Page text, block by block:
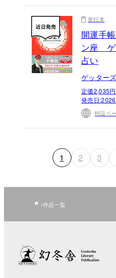
単行本
開運手
ン座 ゲ
占い
ゲッター
定価2,035
発売日:
特設ペ
1 2 3
作品一覧